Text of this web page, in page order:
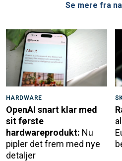
Se mere fra
HARDWARE
OpenAI snart klar med
sit første
hardwareprodukt: Nu
pipler det frem med nye
detaljer